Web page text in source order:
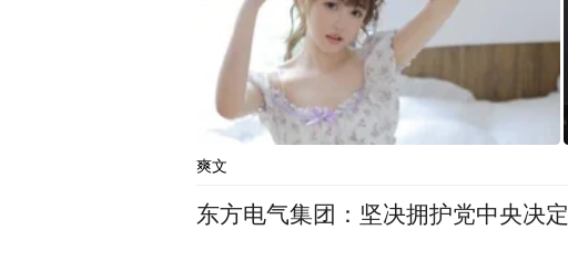
爽文
东方电气集团：坚决拥护党中央决定